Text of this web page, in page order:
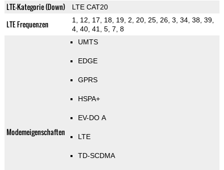
LTE-Kategorie (Down) LTE CAT20
LTE Frequenzen
1, 12, 17, 18, 19, 2, 20, 25, 26, 3, 34, 38, 39,
4, 40, 41, 5, 7, 8
Modemeigenschaften
UMTS
EDGE
GPRS
HSPA+
EV-DO A
LTE
TD-SCDMA